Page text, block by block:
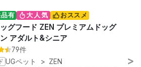
有 大人気 おススメ
グフード ZEN プレミアムドッグ
アダルト&シニア
79件
UGペット > ZEN